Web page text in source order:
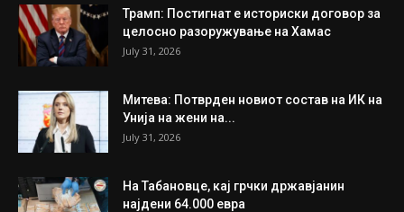
Трамп: Постигнат е историски договор за
целосно разоружување на Хамас
July 31, 2026
Митева: Потврден новиот состав на ИК на
Унија на жени на...
July 31, 2026
На Табановце, кај грчки државјанин
најдени 64.000 евра